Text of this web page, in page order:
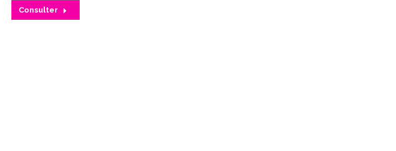
Consulter